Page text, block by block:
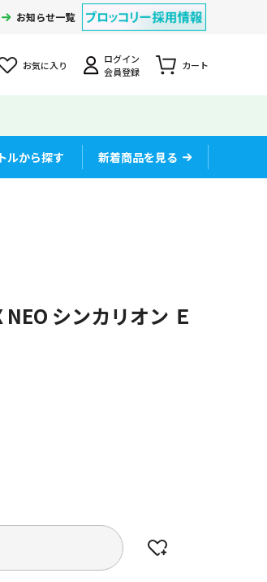
お知らせ一覧
お気に入り
ログイン
会員登録
カート
ルから探す 新着商品を見る
シンカリオン Ｅ